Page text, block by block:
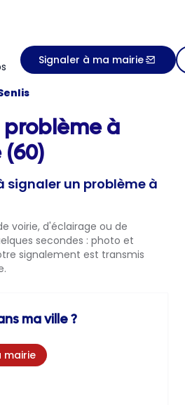
Signaler à ma mairie
problème à
(60)
signaler un problème à
voirie, d'éclairage ou de
secondes : photo et
signalement est transmis
ma ville ?
mairie